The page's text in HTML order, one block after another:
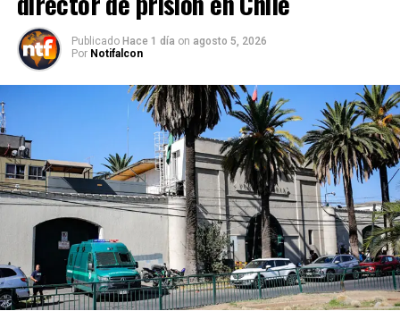
Publicado Hace 1 día on agosto 5, 2026
Por Notifalcon